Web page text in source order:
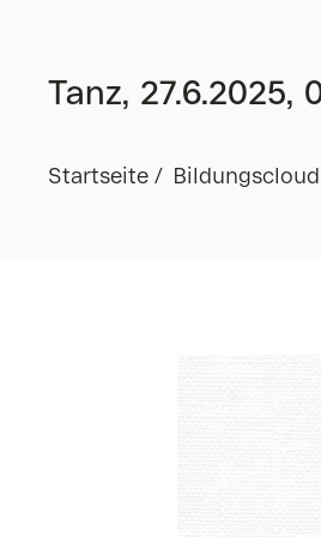
Tanz, 27.6.2025,
Startseite Bildungscloud